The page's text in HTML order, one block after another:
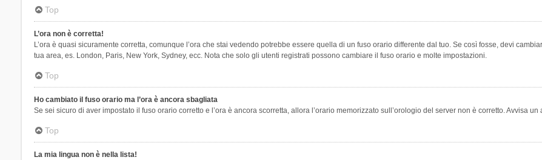
Top
L’ora non è corretta!
L’ora è quasi sicuramente corretta, comunque l’ora che stai vedendo potrebbe essere quella di un fuso orario differente dal tuo. Se così fosse, devi
tua area, es. London, Paris, New York, Sydney, ecc. Nota che solo gli utenti registrati possono cambiare il fuso orario e molte impostazioni.
Top
Ho cambiato il fuso orario ma l’ora è ancora sbagliata
Se sei sicuro di aver impostato il fuso orario corretto e l’ora è ancora scorretta, allora l’orario memorizzato sull’orologio del server non è corretto. Avvisa
Top
La mia lingua non è nella lista!